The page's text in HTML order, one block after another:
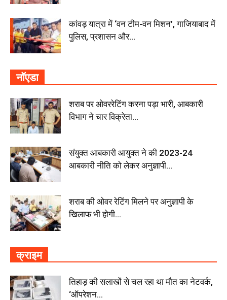
कांवड़ यात्रा में ‘वन टीम-वन मिशन’, गाजियाबाद में
पुलिस, प्रशासन और...
नॉएडा
शराब पर ओवररेटिंग करना पड़ा भारी, आबकारी
विभाग ने चार विक्रेता...
संयुक्त आबकारी आयुक्त ने की 2023-24
आबकारी नीति को लेकर अनुज्ञापी...
शराब की ओवर रेटिंग मिलने पर अनुज्ञापी के
खिलाफ भी होगी...
क्राइम
तिहाड़ की सलाखों से चल रहा था मौत का नेटवर्क,
‘ऑपरेशन...